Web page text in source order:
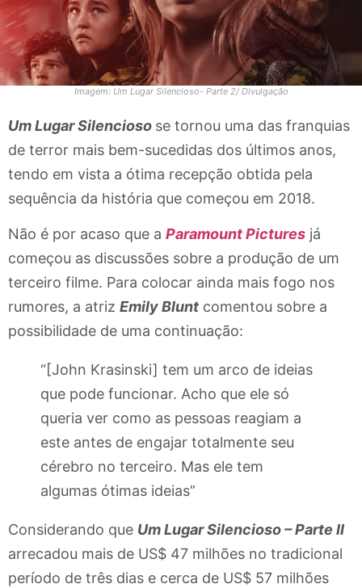
Imagem: Um Lugar Silencioso- Parte 2/ Divulgação
Um Lugar Silencioso se tornou uma das franquias
de terror mais bem-sucedidas dos últimos anos,
tendo em vista a ótima recepção obtida pela
sequência da história que começou em 2018.
Não é por acaso que a Paramount Pictures já
começou as discussões sobre a produção de um
terceiro filme. Para colocar ainda mais fogo nos
rumores, a atriz Emily Blunt comentou sobre a
possibilidade de uma continuação:
“[John Krasinski] tem um arco de ideias
que pode funcionar. Acho que ele só
queria ver como as pessoas reagiam a
este antes de engajar totalmente seu
cérebro no terceiro. Mas ele tem
algumas ótimas ideias”
Considerando que Um Lugar Silencioso – Parte II
arrecadou mais de US$ 47 milhões no tradicional
período de três dias e cerca de US$ 57 milhões